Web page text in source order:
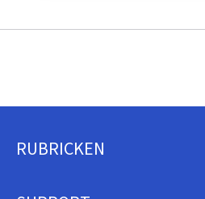
Fousszeil
RUBRICKEN